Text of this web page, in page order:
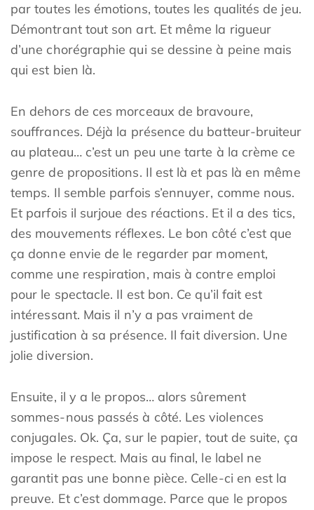
par toutes les émotions, toutes les qualités de jeu.
Démontrant tout son art. Et même la rigueur
d’une chorégraphie qui se dessine à peine mais
qui est bien là.
En dehors de ces morceaux de bravoure,
souffrances. Déjà la présence du batteur-bruiteur
au plateau… c’est un peu une tarte à la crème ce
genre de propositions. Il est là et pas là en même
temps. Il semble parfois s’ennuyer, comme nous.
Et parfois il surjoue des réactions. Et il a des tics,
des mouvements réflexes. Le bon côté c’est que
ça donne envie de le regarder par moment,
comme une respiration, mais à contre emploi
pour le spectacle. Il est bon. Ce qu’il fait est
intéressant. Mais il n’y a pas vraiment de
justification à sa présence. Il fait diversion. Une
jolie diversion.
Ensuite, il y a le propos… alors sûrement
sommes-nous passés à côté. Les violences
conjugales. Ok. Ça, sur le papier, tout de suite, ça
impose le respect. Mais au final, le label ne
garantit pas une bonne pièce. Celle-ci en est la
preuve. Et c’est dommage. Parce que le propos